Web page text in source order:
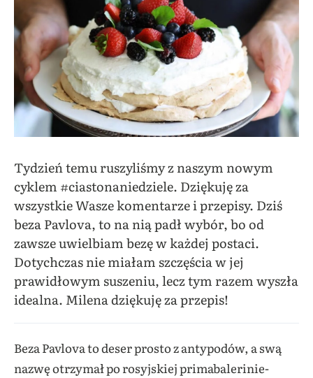
Tydzień temu ruszyliśmy z naszym nowym
cyklem #ciastonaniedziele. Dziękuję za
wszystkie Wasze komentarze i przepisy. Dziś
beza Pavlova, to na nią padł wybór, bo od
zawsze uwielbiam bezę w każdej postaci.
Dotychczas nie miałam szczęścia w jej
prawidłowym suszeniu, lecz tym razem wyszła
idealna. Milena dziękuję za przepis!
Beza Pavlova to deser prosto z antypodów, a swą
nazwę otrzymał po rosyjskiej primabalerinie-